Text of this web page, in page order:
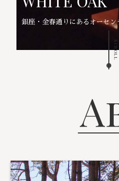
銀座・金春通りにあるオーセン
Scroll